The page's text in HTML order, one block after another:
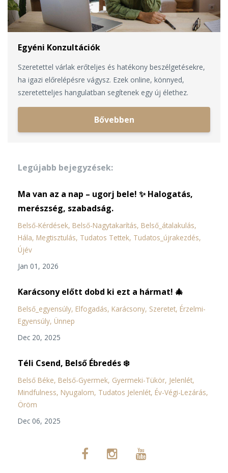
Egyéni Konzultációk
Szeretettel várlak erőteljes és hatékony beszélgetésekre,
ha igazi előrelépésre vágysz. Ezek online, könnyed,
szeretetteljes hangulatban segítenek egy új élethez.
Bővebben
Legújabb bejegyzések:
Ma van az a nap – ugorj bele! ✨ Halogatás,
merészség, szabadság.
Belső-Kérdések Belső-Nagytakarítás Belső_átalakulás
Hála Megtisztulás Tudatos Tettek Tudatos_újrakezdés
Újév
Jan 01, 2026
Karácsony előtt dobd ki ezt a hármat! 🎄
Belső_egyensúly Elfogadás Karácsony Szeretet Érzelmi-
Egyensúly Ünnep
Dec 20, 2025
Téli Csend, Belső Ébredés ❄️
Belső Béke Belső-Gyermek Gyermeki-Tükör Jelenlét
Mindfulness Nyugalom Tudatos Jelenlét Év-Végi-Lezárás
Öröm
Dec 06, 2025